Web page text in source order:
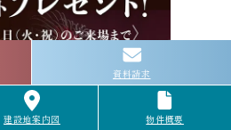
建設地案内図 物件概要
資料請求